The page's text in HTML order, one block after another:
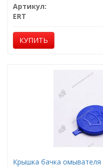
Артикул:
ERT
КУПИТЬ
Крышка бачка омывателя